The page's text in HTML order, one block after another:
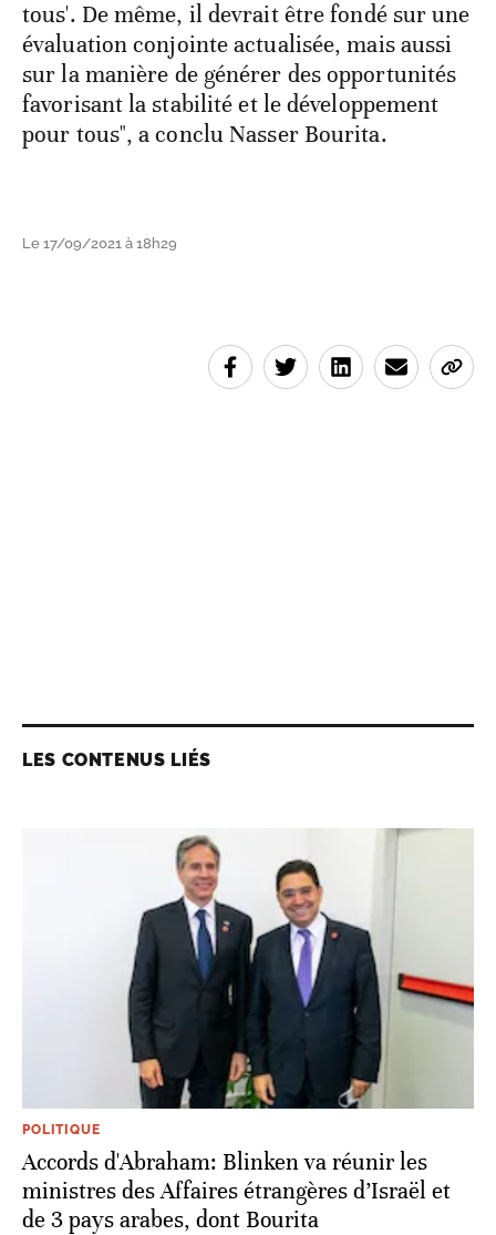
tous'. De même, il devrait être fondé sur une
évaluation conjointe actualisée, mais aussi
sur la manière de générer des opportunités
favorisant la stabilité et le développement
pour tous", a conclu Nasser Bourita.
Le 17/09/2021 à 18h29
LES CONTENUS LIÉS
POLITIQUE
Accords d'Abraham: Blinken va réunir les
ministres des Affaires étrangères d’Israël et
de 3 pays arabes, dont Bourita